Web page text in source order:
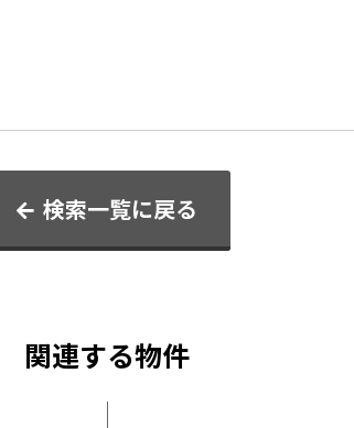
検索一覧に戻る
関連する物件